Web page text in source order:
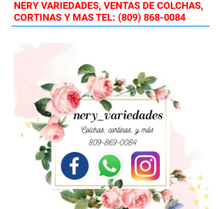
NERY VARIEDADES, VENTAS DE COLCHAS,
CORTINAS Y MAS TEL: (809) 868-0084